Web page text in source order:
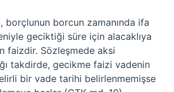
borçlunun borcun zamanında ifa
geciktiği süre için alacaklıya
faizdir. Sözleşmede aksi
takdirde, gecikme faizi vadenin
bir vade tarihi belirlenmemişse